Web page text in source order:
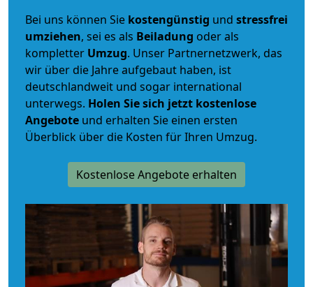
Bei uns können Sie kostengünstig und stressfrei
umziehen, sei es als Beiladung oder als
kompletter Umzug. Unser Partnernetzwerk, das
wir über die Jahre aufgebaut haben, ist
deutschlandweit und sogar international
unterwegs. Holen Sie sich jetzt kostenlose
Angebote und erhalten Sie einen ersten
Überblick über die Kosten für Ihren Umzug.
Kostenlose Angebote erhalten